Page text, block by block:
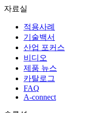
자료실
적용사례
기술백서
산업 포커스
비디오
제품 뉴스
카탈로그
FAQ
A-connect